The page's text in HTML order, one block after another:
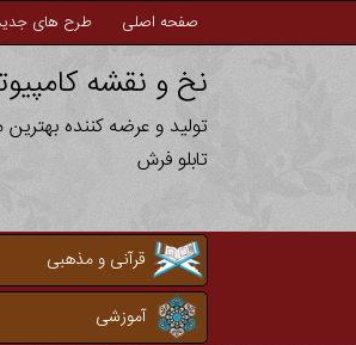
صفحه اصلی طرح های
نخ و نقشه
تولید و عرضه کننده
تابلو فرش
قرآنی و مذهبی
آموزشی